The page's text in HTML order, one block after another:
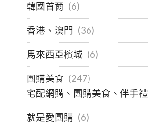
韓國首爾 (6)
香港、澳門 (36)
馬來西亞檳城 (6)
團購美食 (247)
宅配網購、團購美食、伴手禮
就是愛團購 (6)